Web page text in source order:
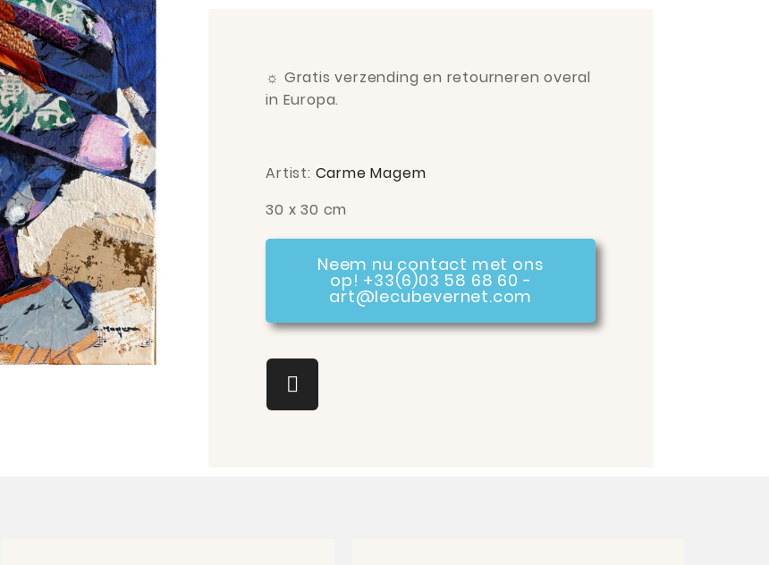
☼ Gratis verzending en retourneren overal
in Europa.
Artist: Carme Magem
30 x 30 cm
Neem nu contact met ons
op! +33(6)03 58 68 60 -
art@lecubevernet.com